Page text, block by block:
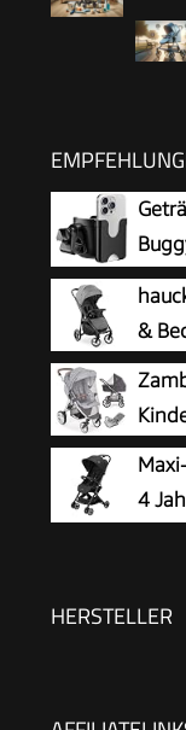
&
4
Schultergurt,
HERSTELLER